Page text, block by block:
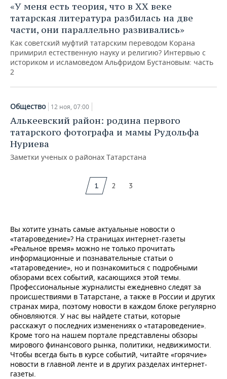
«У меня есть теория, что в XX веке
татарская литература разбилась на две
части, они параллельно развивались»
Как советский муфтий татарским переводом Корана
примирил естественную науку и религию? Интервью с
историком и исламоведом Альфридом Бустановым: часть
2
Общество 12 ноя, 07:00
Алькеевский район: родина первого
татарского фотографа и мамы Рудольфа
Нуриева
Заметки ученых о районах Татарстана
1 2 3
Вы хотите узнать самые актуальные новости о
«татароведение»? На страницах интернет-газеты
«Реальное время» можно не только прочитать
информационные и познавательные статьи о
«татароведение», но и познакомиться с подробными
обзорами всех событий, касающихся этой темы.
Профессиональные журналисты ежедневно следят за
происшествиями в Татарстане, а также в России и других
странах мира, поэтому новости в каждом блоке регулярно
обновляются. У нас вы найдете статьи, которые
расскажут о последних изменениях о «татароведение».
Кроме того на нашем портале представлены обзоры
мирового финансового рынка, политики, недвижимости.
Чтобы всегда быть в курсе событий, читайте «горячие»
новости в главной ленте и в других разделах интернет-
газеты.